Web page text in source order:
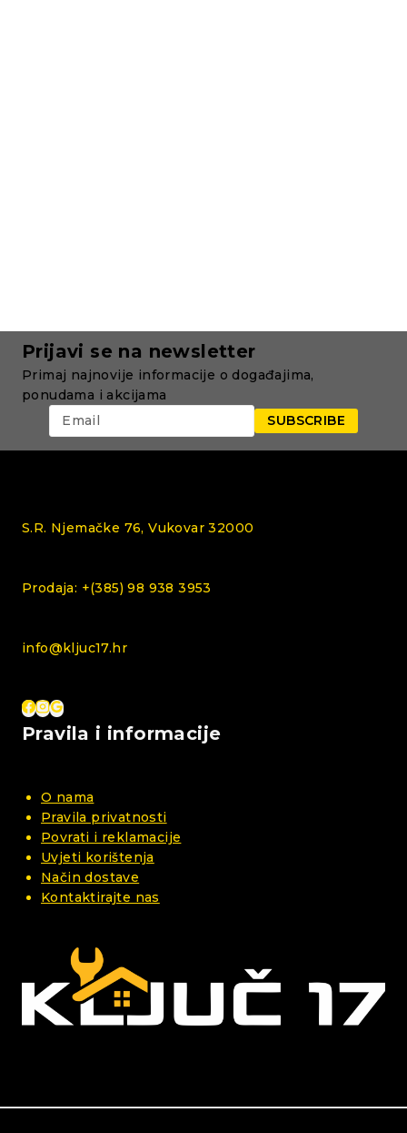
Prijavi se na newsletter
Primaj najnovije informacije o događajima,
ponudama i akcijama
S.R. Njemačke 76, Vukovar 32000
Prodaja: +(385) 98 938 3953
info@kljuc17.hr
Pravila i informacije
O nama
Pravila privatnosti
Povrati i reklamacije
Uvjeti korištenja
Način dostave
Kontaktirajte nas